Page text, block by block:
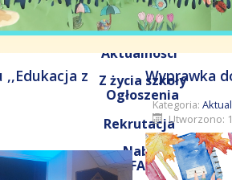
Pracownicy
Kontakt
Aktualności
Z życia szkoły
Ogłoszenia
Rekrutacja
Nabór
FAQ
z
Wyprawka
Kategoria:
Utworzono: